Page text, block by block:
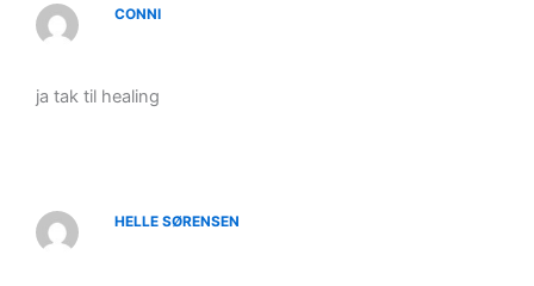
CONNI
ja tak til healing
HELLE SØRENSEN